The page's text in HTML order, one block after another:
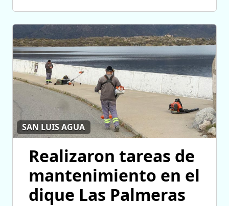
SAN LUIS AGUA
Realizaron tareas de
mantenimiento en el
dique Las Palmeras